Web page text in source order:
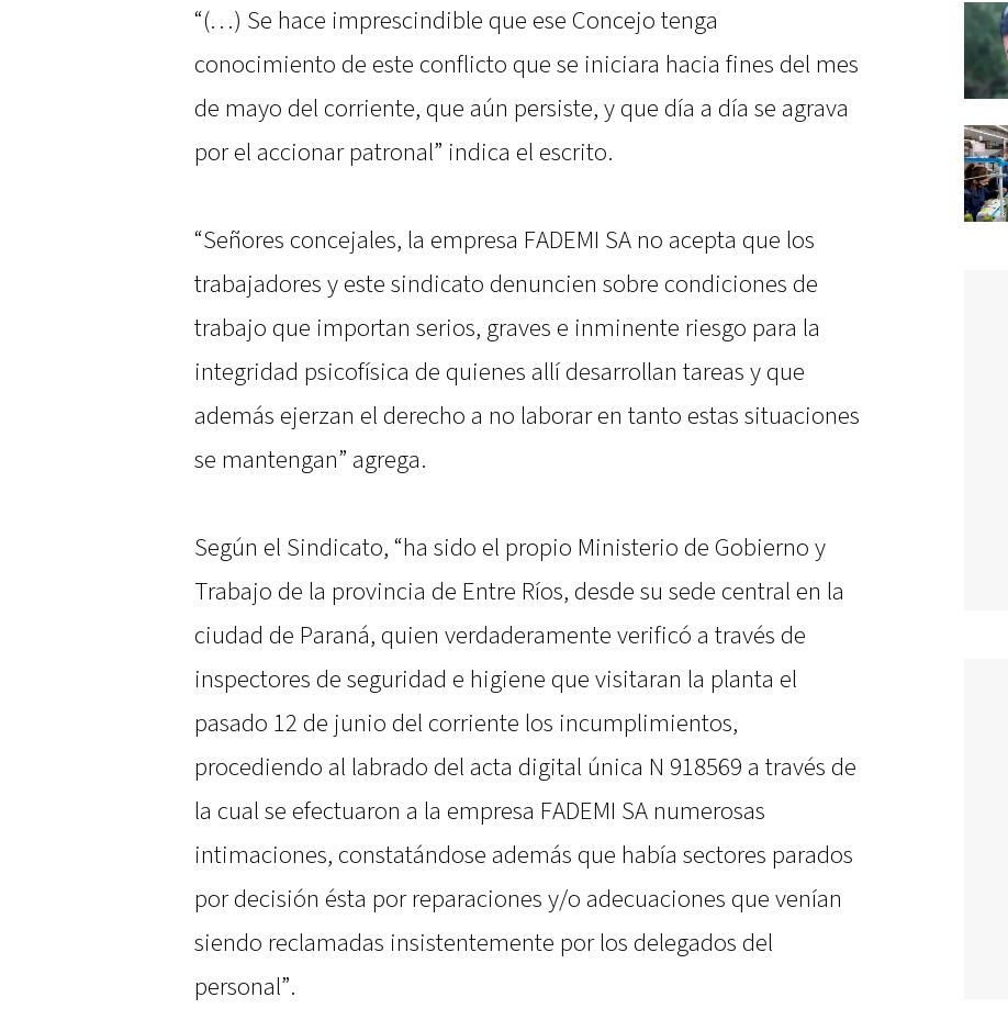
“(…) Se hace imprescindible que ese Concejo tenga
conocimiento de este conflicto que se iniciara hacia fines del mes
de mayo del corriente, que aún persiste, y que día a día se agrava
por el accionar patronal” indica el escrito.
“Señores concejales, la empresa FADEMI SA no acepta que los
trabajadores y este sindicato denuncien sobre condiciones de
trabajo que importan serios, graves e inminente riesgo para la
integridad psicofísica de quienes allí desarrollan tareas y que
además ejerzan el derecho a no laborar en tanto estas situaciones
se mantengan” agrega.
Según el Sindicato, “ha sido el propio Ministerio de Gobierno y
Trabajo de la provincia de Entre Ríos, desde su sede central en la
ciudad de Paraná, quien verdaderamente verificó a través de
inspectores de seguridad e higiene que visitaran la planta el
pasado 12 de junio del corriente los incumplimientos,
procediendo al labrado del acta digital única N 918569 a través de
la cual se efectuaron a la empresa FADEMI SA numerosas
intimaciones, constatándose además que había sectores parados
por decisión ésta por reparaciones y/o adecuaciones que venían
siendo reclamadas insistentemente por los delegados del
personal”.